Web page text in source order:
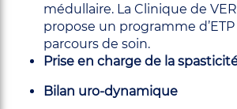
médullaire. La Clinique de
propose un programme
parcours de soin.
Prise en charge de la
Bilan uro-dynamique